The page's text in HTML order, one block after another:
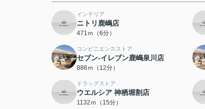
インテリア
ニトリ鹿嶋店
471ｍ（6分）
コンビニエンスストア
セブン-イレブン鹿嶋泉川店
886ｍ（12分）
ドラッグストア
ウエルシア 神栖堀割店
1132ｍ（15分）